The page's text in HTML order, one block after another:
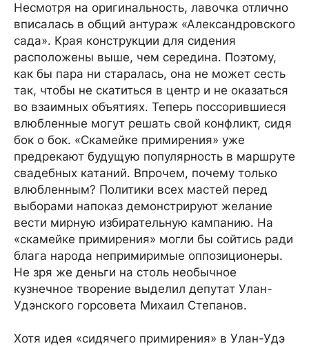
Несмотря на оригинальность, лавочка отлично
вписалась в общий антураж «Александровского
сада». Края конструкции для сидения
расположены выше, чем середина. Поэтому,
как бы пара ни старалась, она не может сесть
так, чтобы не скатиться в центр и не оказаться
во взаимных объятиях. Теперь поссорившиеся
влюбленные могут решать свой конфликт, сидя
бок о бок. «Скамейке примирения» уже
предрекают будущую популярность в маршруте
свадебных катаний. Впрочем, почему только
влюбленным? Политики всех мастей перед
выборами напоказ демонстрируют желание
вести мирную избирательную кампанию. На
«скамейке примирения» могли бы сойтись ради
блага народа непримиримые оппозиционеры.
Не зря же деньги на столь необычное
кузнечное творение выделил депутат Улан-
Удэнского горсовета Михаил Степанов.
Хотя идея «сидячего примирения» в Улан-Удэ